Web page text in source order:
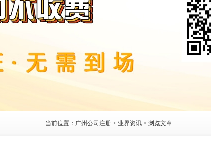
当前位置： 广州公司注册 > 业界资讯 > 浏览文章